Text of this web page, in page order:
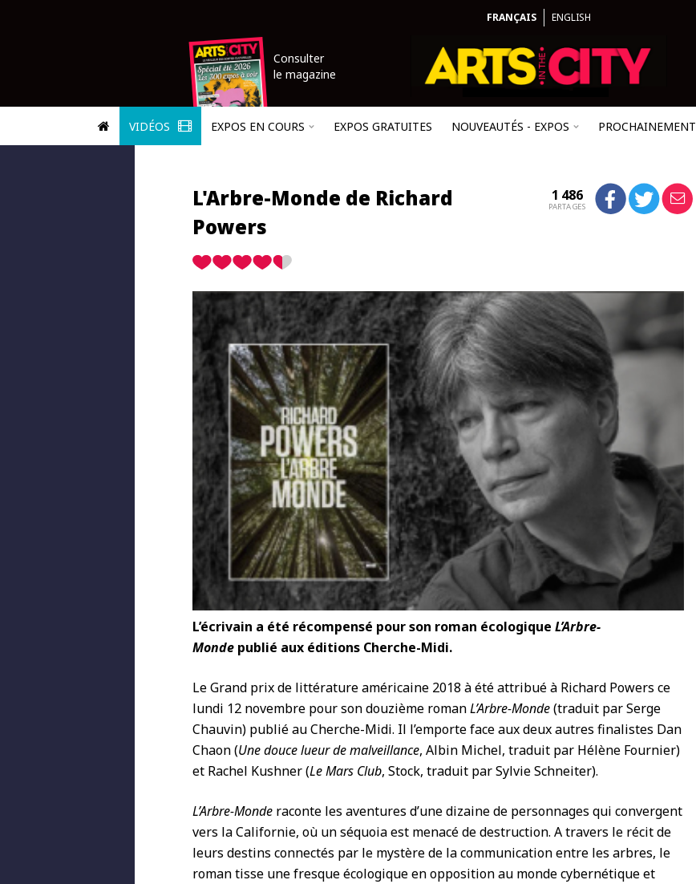
FRANÇAIS ENGLISH
Consulter
le magazine
VIDÉOS EXPOS EN COURS EXPOS GRATUITES NOUVEAUTÉS - EXPOS PROCHAINEMENT
L'Arbre-Monde de Richard
Powers
1 486
PARTAGES
L’écrivain a été récompensé pour son roman écologique L’Arbre-
Monde publié aux éditions Cherche-Midi.
Le Grand prix de littérature américaine 2018 à été attribué à Richard Powers ce
lundi 12 novembre pour son douzième romanL’Arbre-Monde(traduit par Serge
Chauvin) publié au Cherche-Midi. Il l’emporte face aux deux autres finalistes Dan
Chaon (Une douce lueur de malveillance, Albin Michel, traduit par Hélène Fournier)
et Rachel Kushner (Le Mars Club, Stock, traduit par Sylvie Schneiter).
L’Arbre-Monde raconte les aventures d’une dizaine de personnages qui convergent
vers la Californie, où un séquoia est menacé de destruction. A travers le récit de
leurs destins connectés par le mystère de la communication entre les arbres, le
roman tisse une fresque écologique en opposition au monde cybernétique et